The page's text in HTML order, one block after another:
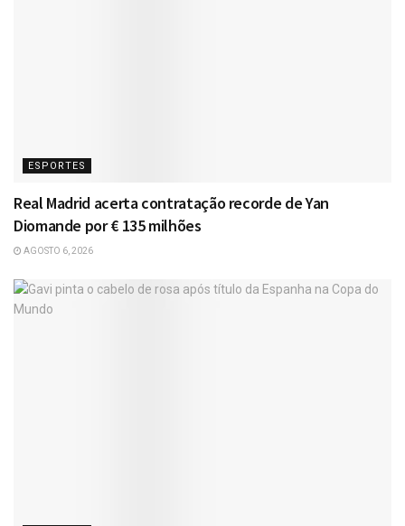
ESPORTES
Real Madrid acerta contratação recorde de Yan
Diomande por € 135 milhões
AGOSTO 6, 2026